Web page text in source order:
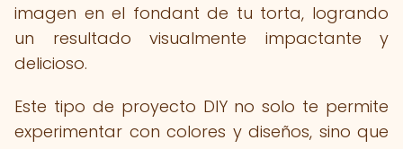
imagen en el fondant de tu torta, logrando
un resultado visualmente impactante y
delicioso.
Este tipo de proyecto DIY no solo te permite
experimentar con colores y diseños, sino que